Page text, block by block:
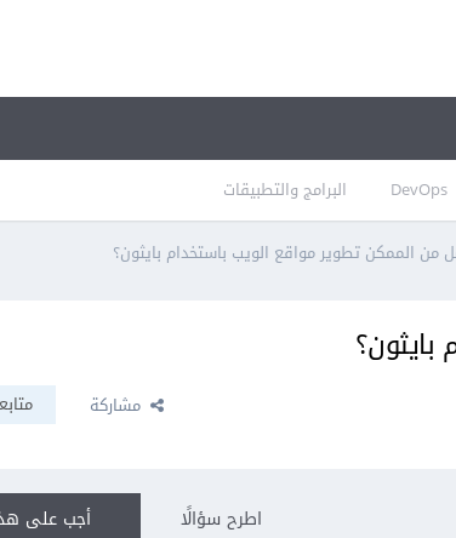
DevOps البرامج والتطبيقات
من الممكن تطوير مواقع الويب باستخدام بايثون؟
مشاركة
أجب على اطرح سؤالًا